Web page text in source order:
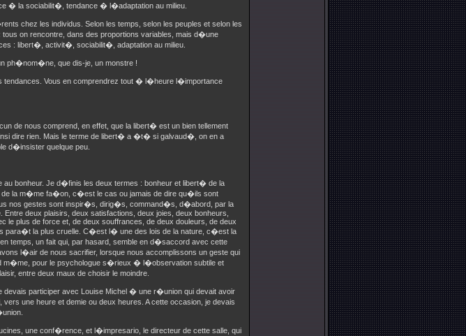
la sociabilit�, tendance � l�adaptation au milieu.
chez les individus. Selon les temps, selon les peuples et selon les
on rencontre, dans des proportions variables, mais d�une
: libert�, activit�, sociabilit�, adaptation au milieu.
ph�nom�ne, que dis-je, un monstre !
tendances. Vous en comprendrez tout � l�heure l�importance
de nous comprend, en effet, que la libert� est un bien tellement
dire rien. Mais le terme de libert� a �t� si galvaud�, on en a
d�insister quelque peu.
au bonheur. Je d�finis les deux termes : bonheur et libert� de la
la m�me fa�on, c�est le cas ou jamais de dire qu�ils sont
nos gestes sont inspir�s, dirig�s, command�s, d�abord, par la
deux plaisirs, deux satisfactions, deux joies, deux bonheurs,
le plus de force et, de deux souffrances, de deux douleurs, de deux
la plus cruelle. C�est l� une des lois de la nature, c�est la
temps, un fait qui, par hasard, semble en d�saccord avec cette
l�air de nous sacrifier, lorsque nous accomplissons un geste qui
m�me, pour le psychologue s�rieux � l�observation subtile et
entre deux maux de choisir le moindre.
devais participer avec Louise Michel � une r�union qui devait avoir
une heure et demie ou deux heures. A cette occasion, je devais
une conf�rence, et l�impresario, le directeur de cette salle, qui